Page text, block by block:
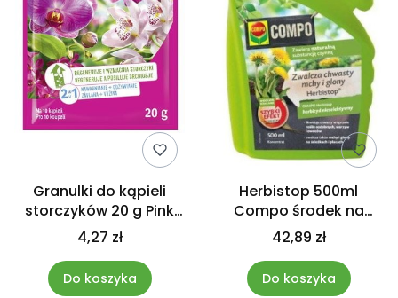
Granulki do kąpieli
storczyków 20 g Pink
Power Compo
4,27 zł
Do koszyka
Herbistop 500ml
Compo środek na
chwasty mech kwas
pelargonowy
42,89 zł
Do koszyka